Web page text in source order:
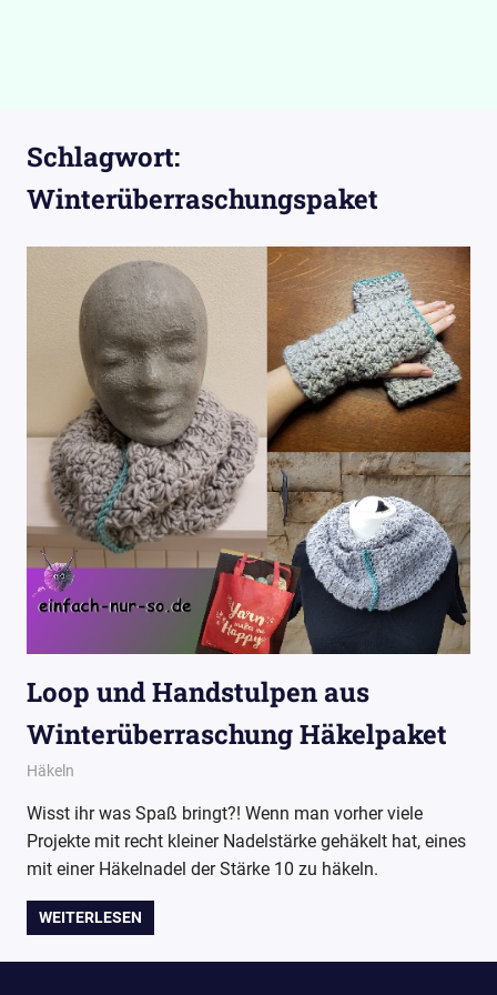
Schlagwort:
Winterüberraschungspaket
Loop und Handstulpen aus
Winterüberraschung Häkelpaket
30. Dezember 2017
Wollpoesie
Häkeln
Wisst ihr was Spaß bringt?! Wenn man vorher viele
Projekte mit recht kleiner Nadelstärke gehäkelt hat, eines
mit einer Häkelnadel der Stärke 10 zu häkeln.
WEITERLESEN